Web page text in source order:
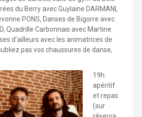
du Berry avec Guylaine DARMANI,
PONS, Danses de Bigorre avec
Quadrille Carbonnais avec Martine
d’ailleurs avec les animatrices de
pas vos chaussures de danse,
19h:
apéritif
et repas
(sur